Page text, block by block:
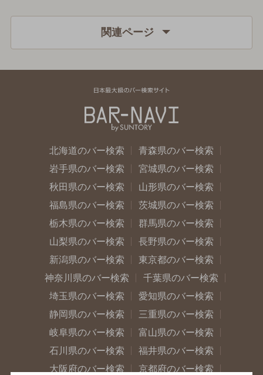
関連ページ
北海道のバー検索
青森県のバー検索
岩手県のバー検索
宮城県のバー検索
秋田県のバー検索
山形県のバー検索
福島県のバー検索
茨城県のバー検索
栃木県のバー検索
群馬県のバー検索
山梨県のバー検索
長野県のバー検索
新潟県のバー検索
東京都のバー検索
神奈川県のバー検索
千葉県のバー検索
埼玉県のバー検索
愛知県のバー検索
静岡県のバー検索
三重県のバー検索
岐阜県のバー検索
富山県のバー検索
石川県のバー検索
福井県のバー検索
大阪府のバー検索
京都府のバー検索